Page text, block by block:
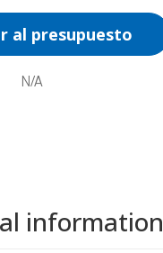
al presupuesto
N/A
information